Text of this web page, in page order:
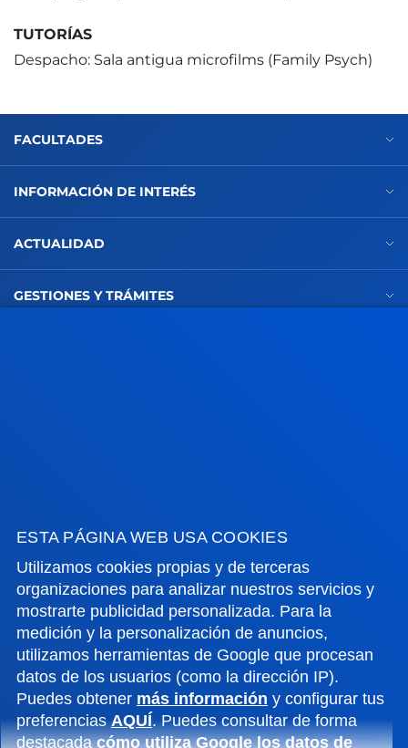
ESTA PÁGINA WEB USA COOKIES
Utilizamos cookies propias y de terceras
organizaciones para analizar nuestros servicios y
mostrarte publicidad personalizada. Para la
medición y la personalización de anuncios,
utilizamos herramientas de Google que procesan
datos de los usuarios (como la dirección IP).
Puedes obtener más información y configurar tus
preferenciasAQUÍ. Puedes consultar de forma
destacadacómo utiliza Google los datos de
TUTORÍAS
Despacho: Sala antigua microfilms (Family Psych)
FACULTADES
INFORMACIÓN DE INTERÉS
ACTUALIDAD
GESTIONES Y TRÁMITES
+34 943 326 600
Contacto
Sede Vitoria
Conoce la sede
+34 945 010 114
Contacto
Sede Madrid